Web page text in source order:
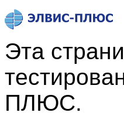
Эта
ПЛЮС.